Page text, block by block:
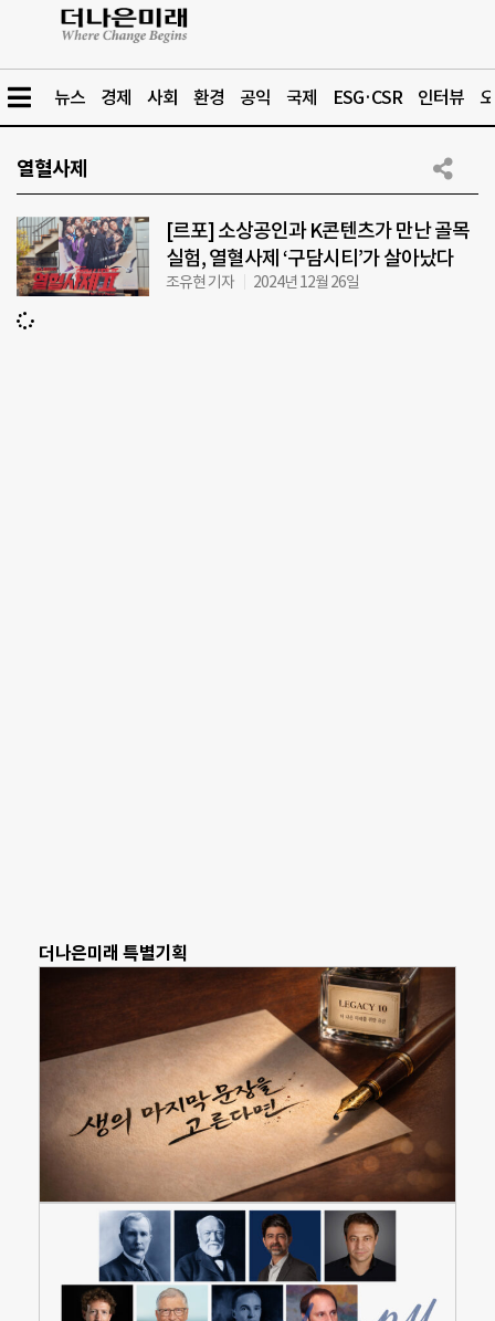
뉴스 경제 사회 환경 공익 국제 ESG·CSR 인터뷰
열혈사제
[르포] 소상공인과 K콘텐츠가 만난 골목
실험, 열혈사제 ‘구담시티’가 살아났다
조유현 기자 2024년 12월 26일
더나은미래 특별기획